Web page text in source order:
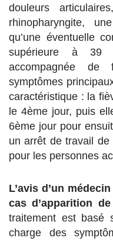
douleurs
rhinopharyngite,
qu’une éventuelle
supérieure à 39
accompagnée de
symptômes
caractéristique : la
le 4ème jour, puis
6ème jour pour
un arrêt de travail
pour les personnes
L’avis d’un
cas d’apparition
traitement est basé
charge des